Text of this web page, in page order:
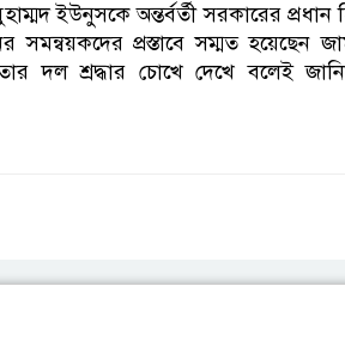
ইউনুসকে অন্তর্বর্তী সরকারের প্রধান
সমন্বয়কদের প্রস্তাবে সম্মত হয়েছেন
দল শ্রদ্ধার চোখে দেখে বলেই